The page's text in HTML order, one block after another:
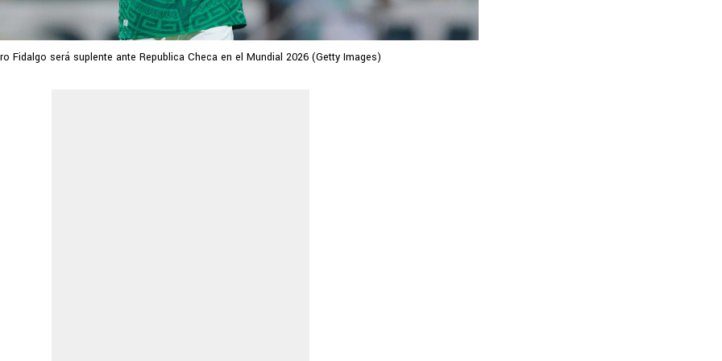
Fidalgo será suplente ante Republica Checa en el Mundial 2026 (Getty Images)